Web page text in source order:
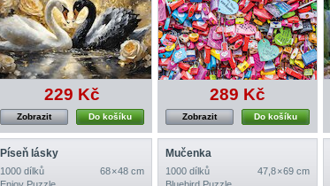
229 Kč
Do košíku
Zobrazit
289 Kč
Do košíku
Zobrazit
Píseň lásky
1000 dílků
68 × 48 cm
Mučenka
1000 dílků
47,8 × 69 cm